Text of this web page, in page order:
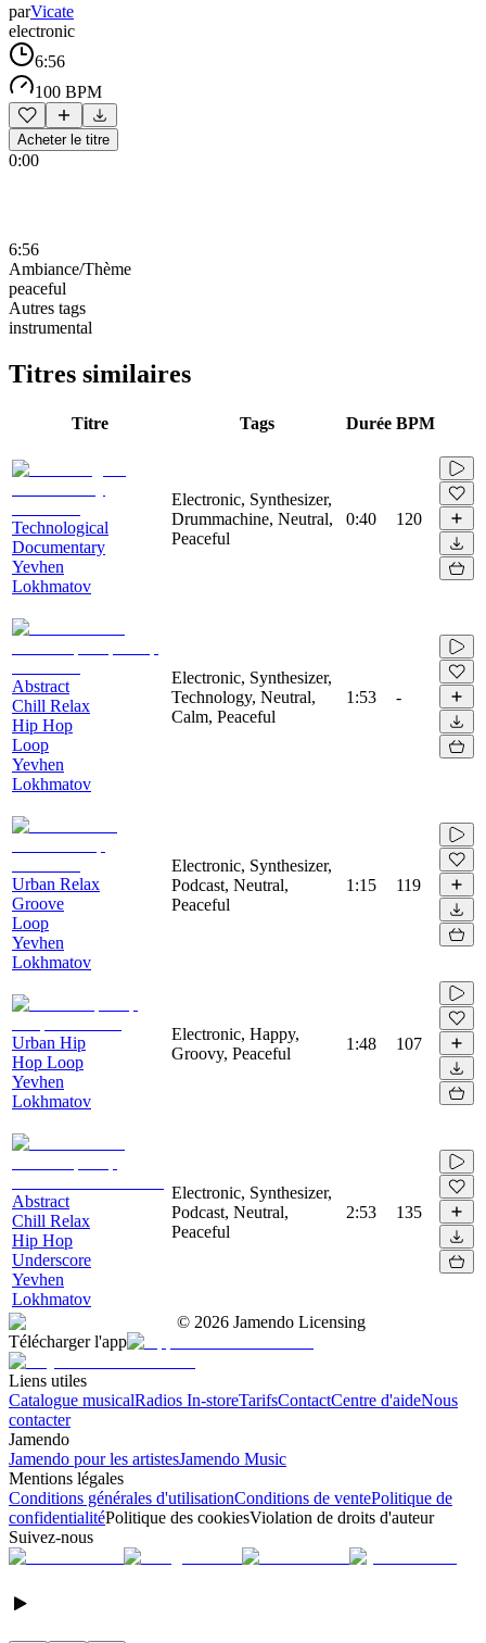
parVicate
electronic
6:56
100 BPM
Acheter le titre
0:00
6:56
Ambiance/Thème
peaceful
Autres tags
instrumental
Titres similaires
Titre Tags Durée BPM
Technological
Documentary
Yevhen
Lokhmatov
Electronic, Synthesizer,
Drummachine, Neutral,
Peaceful
0:40 120
Abstract
Chill Relax
Hip Hop
Loop
Yevhen
Lokhmatov
Electronic, Synthesizer,
Technology, Neutral,
Calm, Peaceful
1:53 -
Urban Relax
Groove
Loop
Yevhen
Lokhmatov
Electronic, Synthesizer,
Podcast, Neutral,
Peaceful
1:15 119
Urban Hip
Hop Loop
Yevhen
Lokhmatov
Electronic, Happy,
Groovy, Peaceful
1:48 107
Abstract
Chill Relax
Hip Hop
Underscore
Yevhen
Lokhmatov
Electronic, Synthesizer,
Podcast, Neutral,
Peaceful
2:53 135
© 2026 Jamendo Licensing
Télécharger l'app
Liens utiles
Catalogue musicalRadios In-storeTarifsContactCentre d'aideNous
contacter
Jamendo
Jamendo pour les artistesJamendo Music
Mentions légales
Conditions générales d'utilisationConditions de ventePolitique de
confidentialitéPolitique des cookiesViolation de droits d'auteur
Suivez-nous